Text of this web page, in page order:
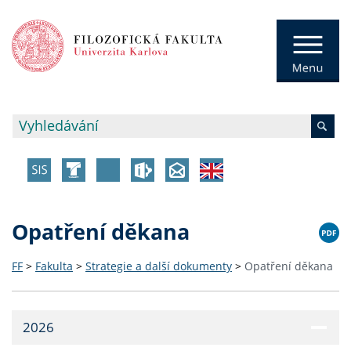
Opatření děkana
FF > Fakulta > Strategie a další dokumenty > Opatření děkana
2026